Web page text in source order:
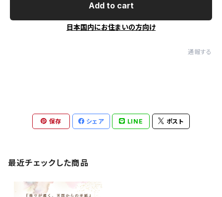
Add to cart
日本国内にお住まいの方向け
通報する
保存 シェア LINE ポスト
最近チェックした商品